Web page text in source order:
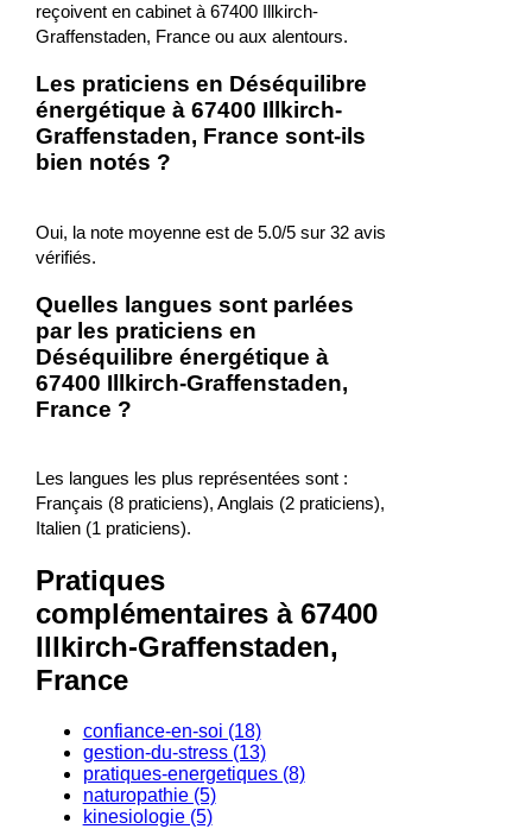
reçoivent en cabinet à 67400 Illkirch-
Graffenstaden, France ou aux alentours.
Les praticiens en Déséquilibre
énergétique à 67400 Illkirch-
Graffenstaden, France sont-ils
bien notés ?
Oui, la note moyenne est de 5.0/5 sur 32 avis
vérifiés.
Quelles langues sont parlées
par les praticiens en
Déséquilibre énergétique à
67400 Illkirch-Graffenstaden,
France ?
Les langues les plus représentées sont :
Français (8 praticiens), Anglais (2 praticiens),
Italien (1 praticiens).
Pratiques
complémentaires à 67400
Illkirch-Graffenstaden,
France
confiance-en-soi (18)
gestion-du-stress (13)
pratiques-energetiques (8)
naturopathie (5)
kinesiologie (5)